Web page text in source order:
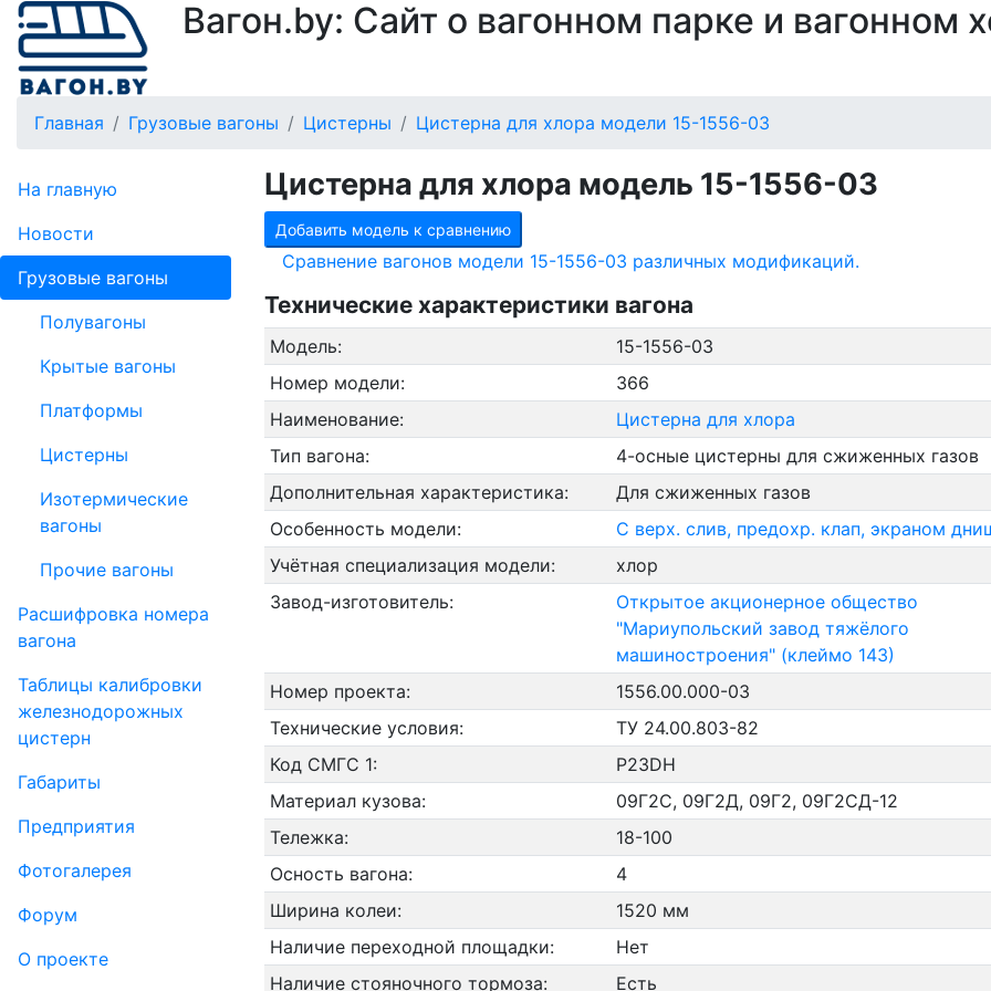
Вагон.by: Сайт о вагонном парке и вагонном
Главная Грузовые вагоны Цистерны Цистерна для хлора модели 15-1556-03
На главную
Новости
Грузовые вагоны
Полувагоны
Крытые вагоны
Платформы
Цистерны
Изотермические
вагоны
Прочие вагоны
Рас­шифров­ка номера
вагона
Таблицы калибровки
же­лезно­дорожных
цистерн
Габариты
Пред­прия­тия
Фо­то­га­ле­рея
Форум
О проекте
Цистерна для хлора модель 15-1556-03
Добавить модель к сравнению
Сравнение вагонов модели 15-1556-03 различных модификаций.
Технические характеристики вагона
Модель:
15-1556-03
Номер модели:
366
Наименование:
Цистерна для хлора
Тип вагона:
4-осные цистерны для сжиженных газов
Дополнительная характеристика:
Для сжиженных газов
Особенность модели:
С верх. слив, предохр. клап, экраном
Учётная специализация модели:
хлор
Завод-изготовитель:
Открытое акционерное общество
"Мариупольский завод тяжёлого
машиностроения" (клеймо 143)
Номер проекта:
1556.00.000-03
Технические условия:
ТУ 24.00.803-82
Код СМГС 1:
P23DH
Материал кузова:
09Г2С, 09Г2Д, 09Г2, 09Г2СД-12
Тележка:
18-100
Осность вагона:
4
Ширина колеи:
1520 мм
Наличие переходной площадки:
Нет
Наличие стояночного тормоза:
Есть